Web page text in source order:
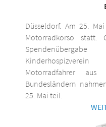
Düsseldorf. Am 25.
Motorradkorso
Motorradfahrer aus
Bundesländern
25. Mai teil.